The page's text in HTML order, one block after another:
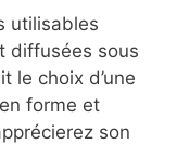
utilisables
diffusées sous
le choix d’une
forme et
son